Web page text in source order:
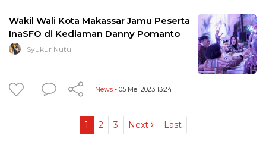
Wakil Wali Kota Makassar Jamu Peserta
InaSFO di Kediaman Danny Pomanto
Syukur Nutu
News - 05 Mei 2023 13:24
1 2 3 Next Last